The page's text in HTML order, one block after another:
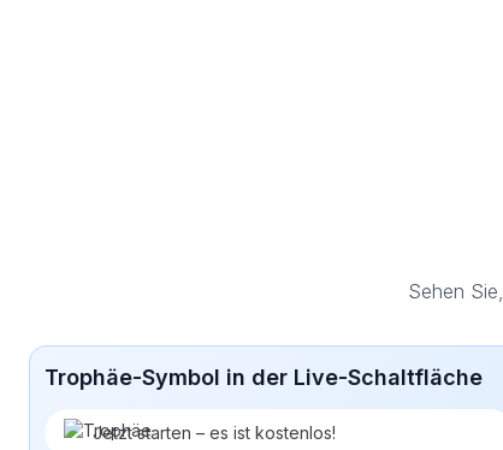
Sehen
Trophäe-Symbol in der Live-Schaltfläche
Jetzt starten – es ist kostenlos!